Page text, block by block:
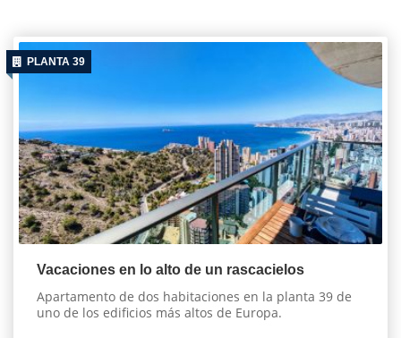
PLANTA 39
Vacaciones en lo alto de un rascacielos
Apartamento de dos habitaciones en la planta 39 de
uno de los edificios más altos de Europa.